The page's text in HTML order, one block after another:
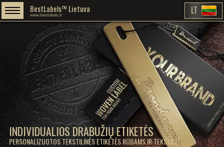
INDIVIDUALIOS DRABUŽIŲ ETIKETĖS
PERSONALIZUOTOS TEKSTILINĖS ETIKETĖS RŪBAMS IR TEKSTILEI
BestLabels™ Lietuva
www.bestlabels.lt LT